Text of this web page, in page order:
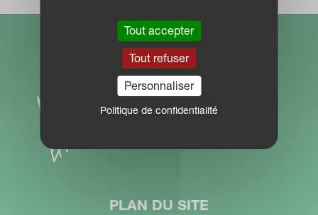
PLAN DU SITE
Tout accepter
Tout refuser
Personnaliser
Politique de confidentialité